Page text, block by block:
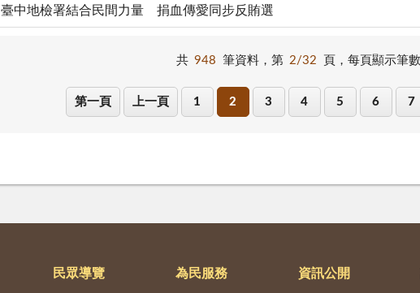
臺中地檢署結合民間力量 捐血傳愛同步反賄選
共 948 筆資料，第 2/32 頁， 每頁顯示筆數
第一頁 上一頁 1 2 3 4 5 6 7
民眾導覽 為民服務 資訊公開